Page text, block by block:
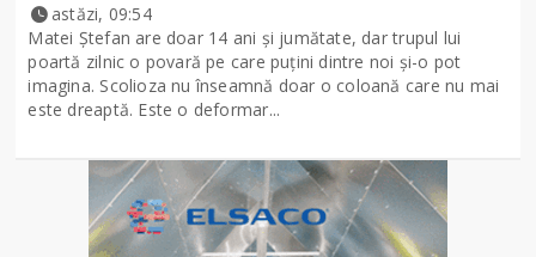
astăzi, 09:54
Matei Ștefan are doar 14 ani și jumătate, dar trupul lui
poartă zilnic o povară pe care puțini dintre noi și-o pot
imagina. Scolioza nu înseamnă doar o coloană care nu mai
este dreaptă. Este o deformar...